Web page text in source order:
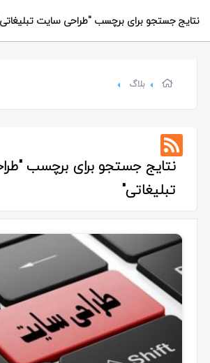
نتایج جستجو برای برچسب"طراحی سایت
بلاگ
نتایج جستجو برای برچسب
تبلیغاتی"